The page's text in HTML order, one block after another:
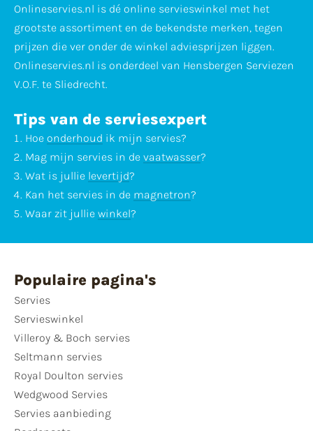
Onlineservies.nl is dé online servieswinkel met het
grootste assortiment en de bekendste merken, tegen
prijzen die ver onder de winkel adviesprijzen liggen.
Onlineservies.nl is onderdeel van Hensbergen Serviezen
V.O.F. te Sliedrecht.
Tips van de serviesexpert
Hoe onderhoud ik mijn servies?
Mag mijn servies in de vaatwasser?
Wat is jullie levertijd?
Kan het servies in de magnetron?
Waar zit jullie winkel?
Populaire pagina's
Servies
Servieswinkel
Villeroy & Boch servies
Seltmann servies
Royal Doulton servies
Wedgwood Servies
Servies aanbieding